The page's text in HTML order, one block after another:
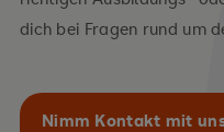
dich bei Fragen rund um
Nimm Kontakt mit